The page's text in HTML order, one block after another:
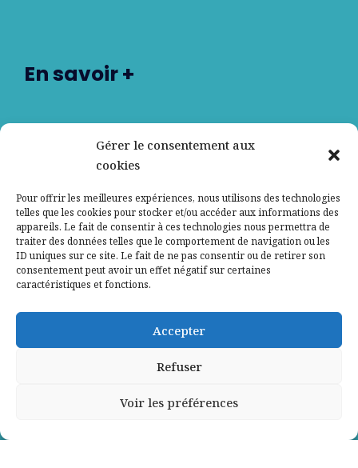
Gérer le consentement aux
cookies
Pour offrir les meilleures expériences, nous utilisons des technologies
telles que les cookies pour stocker et/ou accéder aux informations des
appareils. Le fait de consentir à ces technologies nous permettra de
traiter des données telles que le comportement de navigation ou les
ID uniques sur ce site. Le fait de ne pas consentir ou de retirer son
consentement peut avoir un effet négatif sur certaines
caractéristiques et fonctions.
Accepter
Refuser
Voir les préférences
En savoir +
Nos partenaires
Contactez-nous
Mentions légales